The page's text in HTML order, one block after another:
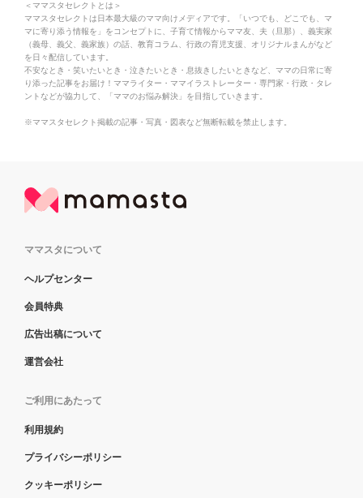
＜ママスタセレクトとは＞
ママスタセレクトは日本最大級のママ向けメディアです。「いつでも、どこでも、マ
マに寄り添う情報を」をコンセプトに、子育て情報からママ友、夫（旦那）、義実家
（義母、義父、義家族）の話、教育コラム、行政の育児支援、オリジナルまんがなど
を日々配信しています。
不安なとき・笑いたいとき・泣きたいとき・息抜きしたいときなど、ママの日常に寄
り添った記事をお届け！ママライター・ママイラストレーター・専門家・行政・タレ
ントなどが協力して、「ママのお悩み解決」を目指していきます。
※ママスタセレクト掲載の記事・写真・図表など無断転載を禁止します。
ママスタについて
ヘルプセンター
会員特典
広告出稿について
運営会社
ご利用にあたって
利用規約
プライバシーポリシー
クッキーポリシー